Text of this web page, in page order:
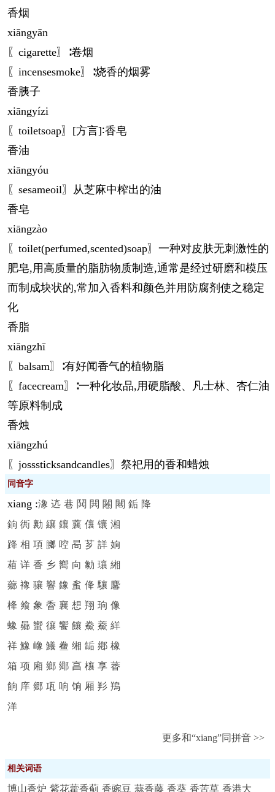
香烟
xiāngyān
〖cigarette〗∶卷烟
〖incensesmoke〗∶烧香的烟雾
香胰子
xiāngyízi
〖toiletsoap〗[方言]∶香皂
香油
xiāngyóu
〖sesameoil〗从芝麻中榨出的油
香皂
xiāngzào
〖toilet(perfumed,scented)soap〗一种对皮肤无刺激性的
肥皂,用高质量的脂肪物质制造,通常是经过研磨和模压
而制成块状的,常加入香料和颜色并用防腐剂使之稳定
化
香脂
xiāngzhī
〖balsam〗∶有好闻香气的植物脂
〖facecream〗∶一种化妆品,用硬脂酸、凡士林、杏仁油
等原料制成
香烛
xiāngzhú
〖josssticksandcandles〗祭祀用的香和蜡烛
同音字
xiang :潒 迒 巷 鬨 閧 闂 闀 銗 降
銄 衖 勷 纕 鑲 蘘 儴 镶 湘
跭 相 項 膷 啌 晑 芗 詳 姠
葙 详 香 乡 嚮 向 勨 瓖 緗
薌 襐 骧 響 鐌 蚃 佭 驤 麘
栙 飨 象 稥 襄 想 翔 珦 像
蟓 曏 蠁 忀 饗 饟 鮝 鯗 絴
祥 鱌 嶑 鱶 鲞 缃 缿 鄕 橡
箱 项 廂 鄉 鄊 亯 欀 享 萫
餉 庠 郷 瓨 响 饷 厢 羏 鴹
洋
更多和“xiang”同拼音 >>
相关词语
博山香炉 紫花藿香蓟 香豌豆 蒜香藤 香葵 香苦草 香港大